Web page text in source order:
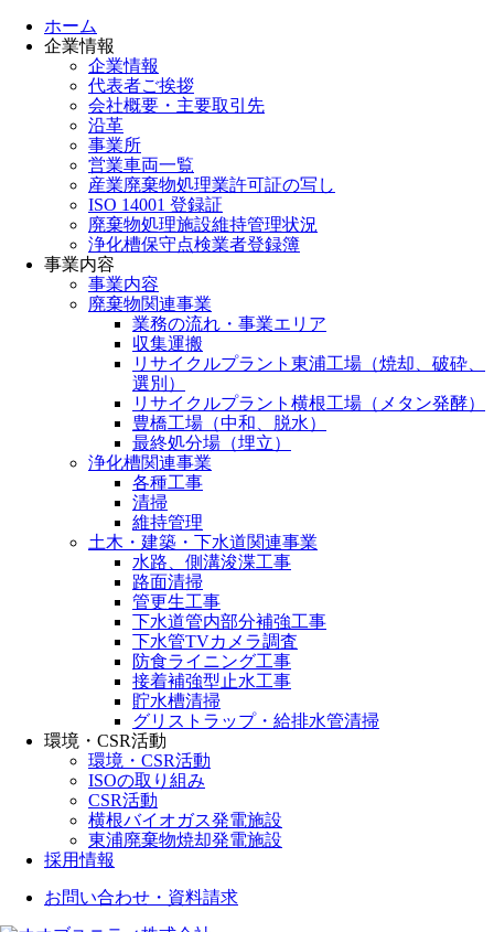
ホーム
企業情報
企業情報
代表者ご挨拶
会社概要・主要取引先
沿革
事業所
営業車両一覧
産業廃棄物処理業許可証の写し
ISO 14001 登録証
廃棄物処理施設維持管理状況
浄化槽保守点検業者登録簿
事業内容
事業内容
廃棄物関連事業
業務の流れ・事業エリア
収集運搬
リサイクルプラント東浦工場（焼却、破砕、
選別）
リサイクルプラント横根工場（メタン発酵）
豊橋工場（中和、脱水）
最終処分場（埋立）
浄化槽関連事業
各種工事
清掃
維持管理
土木・建築・下水道関連事業
水路、側溝浚渫工事
路面清掃
管更生工事
下水道管内部分補強工事
下水管TVカメラ調査
防食ライニング工事
接着補強型止水工事
貯水槽清掃
グリストラップ・給排水管清掃
環境・CSR活動
環境・CSR活動
ISOの取り組み
CSR活動
横根バイオガス発電施設
東浦廃棄物焼却発電施設
採用情報
お問い合わせ・資料請求